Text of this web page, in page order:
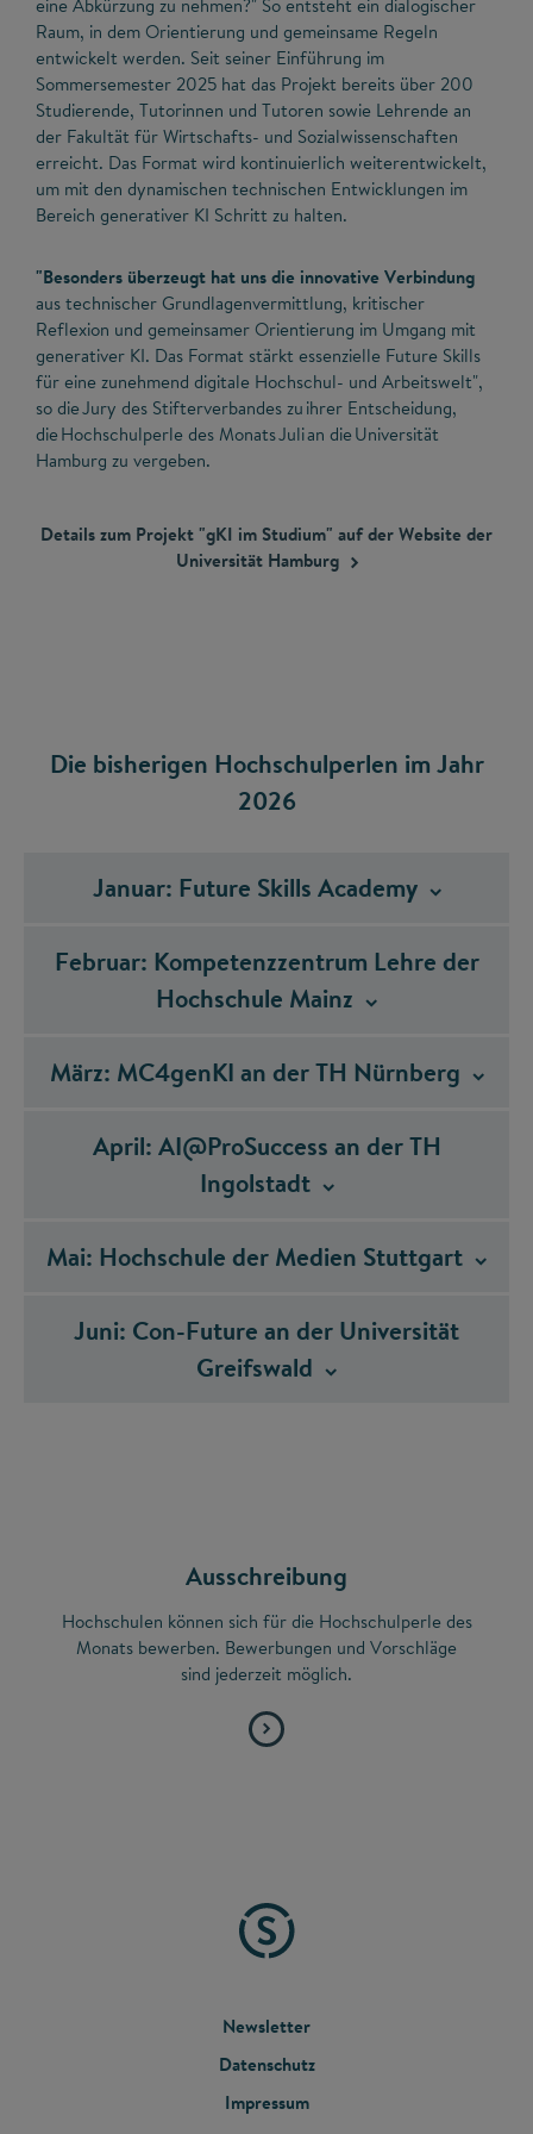
eine Abkürzung zu nehmen?" So entsteht ein dialogischer
Raum, in dem Orientierung und gemeinsame Regeln
entwickelt werden. Seit seiner Einführung im
Sommersemester 2025 hat das Projekt bereits über 200
Studierende, Tutorinnen und Tutoren sowie Lehrende an
der Fakultät für Wirtschafts- und Sozialwissenschaften
erreicht. Das Format wird kontinuierlich weiterentwickelt,
um mit den dynamischen technischen Entwicklungen im
Bereich generativer KI Schritt zu halten.
"Besonders überzeugt hat uns die innovative Verbindung
aus technischer Grundlagenvermittlung, kritischer
Reflexion und gemeinsamer Orientierung im Umgang mit
generativer KI. Das Format stärkt essenzielle Future Skills
für eine zunehmend digitale Hochschul- und Arbeitswelt",
so die Jury des Stifterverbandes zu ihrer Entscheidung,
die Hochschulperle des Monats Juli an die Universität
Hamburg zu vergeben.
Details zum Projekt "gKI im Studium" auf der Website der
Universität Hamburg
Die bisherigen Hochschulperlen im Jahr
2026
Januar: Future Skills Academy
Februar: Kompetenzzentrum Lehre der
Hochschule Mainz
März: MC4genKI an der TH Nürnberg
April: AI@ProSuccess an der TH
Ingolstadt
Mai: Hochschule der Medien Stuttgart
Juni: Con-Future an der Universität
Greifswald
Ausschreibung
Hochschulen können sich für die Hochschulperle des
Monats bewerben. Bewerbungen und Vorschläge
sind jederzeit möglich.
FOOTER
MENU
Newsletter
Datenschutz
Impressum